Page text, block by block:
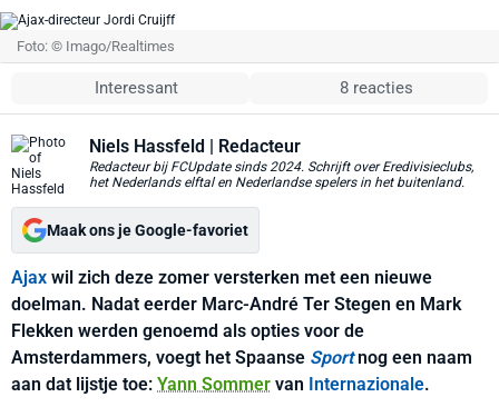
Foto: © Imago/Realtimes
Interessant 8 reacties
Niels Hassfeld | Redacteur
Redacteur bij FCUpdate sinds 2024. Schrijft over Eredivisieclubs,
het Nederlands elftal en Nederlandse spelers in het buitenland.
Maak ons je Google-favoriet
Ajax wil zich deze zomer versterken met een nieuwe
doelman. Nadat eerder Marc-André Ter Stegen en Mark
Flekken werden genoemd als opties voor de
Amsterdammers, voegt het Spaanse Sportnog een naam
aan dat lijstje toe: Yann Sommer van Internazionale.